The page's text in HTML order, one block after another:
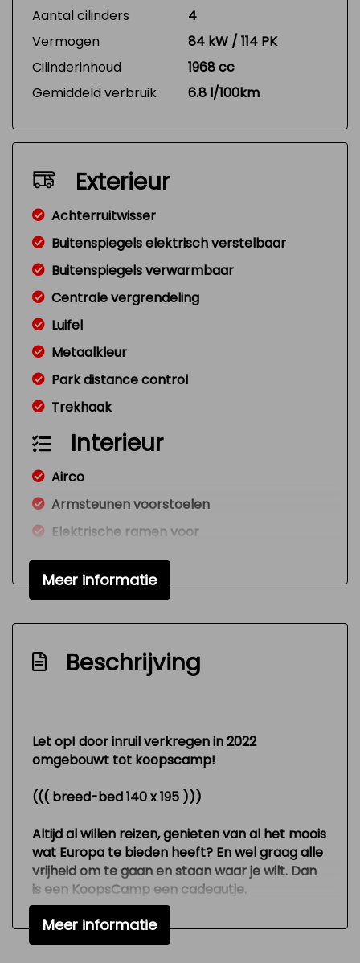
Aantal cilinders
4
Vermogen
84 kW / 114 PK
Cilinderinhoud
1968 cc
Gemiddeld verbruik
6.8 l/100km
Exterieur
Achterruitwisser
Buitenspiegels elektrisch verstelbaar
Buitenspiegels verwarmbaar
Centrale vergrendeling
Luifel
Metaalkleur
Park distance control
Trekhaak
Interieur
Airco
Armsteunen voorstoelen
Elektrische ramen voor
Standkachel
Stuurbekrachtiging
Infotainment
Navigatiesysteem
Meer informatie
Beschrijving
Let op! door inruil verkregen in 2022
omgebouwt tot koopscamp!
((( breed-bed 140 x 195 )))
Altijd al willen reizen, genieten van al het moois
wat Europa te bieden heeft? En wel graag alle
vrijheid om te gaan en staan waar je wilt. Dan
is een KoopsCamp een cadeautje.
Deze in topstaat verkerende bus-camper (4
slaapplaatsen) is gemaakt in een lange versie,
Meer informatie